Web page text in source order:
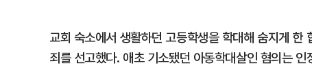
교회 숙소에서 생활하던 고등학생을 학대해 숨지게
죄를 선고했다. 애초 기소됐던 아동학대살인 혐의는 인